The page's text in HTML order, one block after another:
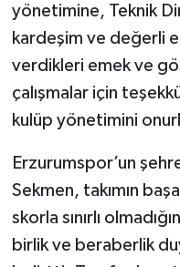
yönetimine, Teknik
kardeşim ve değerli
verdikleri emek ve
çalışmalar için
kulüp yönetimini
Erzurumspor’un
Sekmen, takımın
skorla sınırlı
birlik ve beraberlik